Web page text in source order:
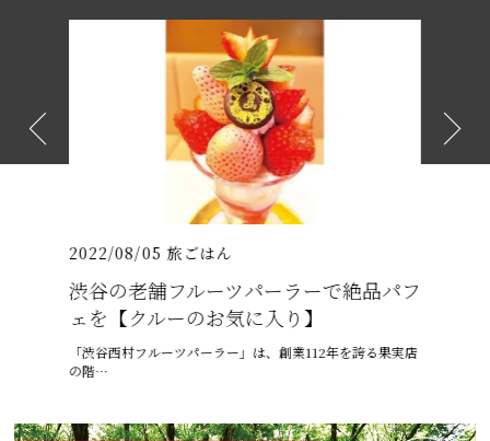
2022/08/05 旅ごはん
渋谷の老舗フルーツパーラーで絶品パフ
ェを【クルーのお気に入り】
「渋谷西村フルーツパーラー」は、創業112年を誇る果実店
の階…